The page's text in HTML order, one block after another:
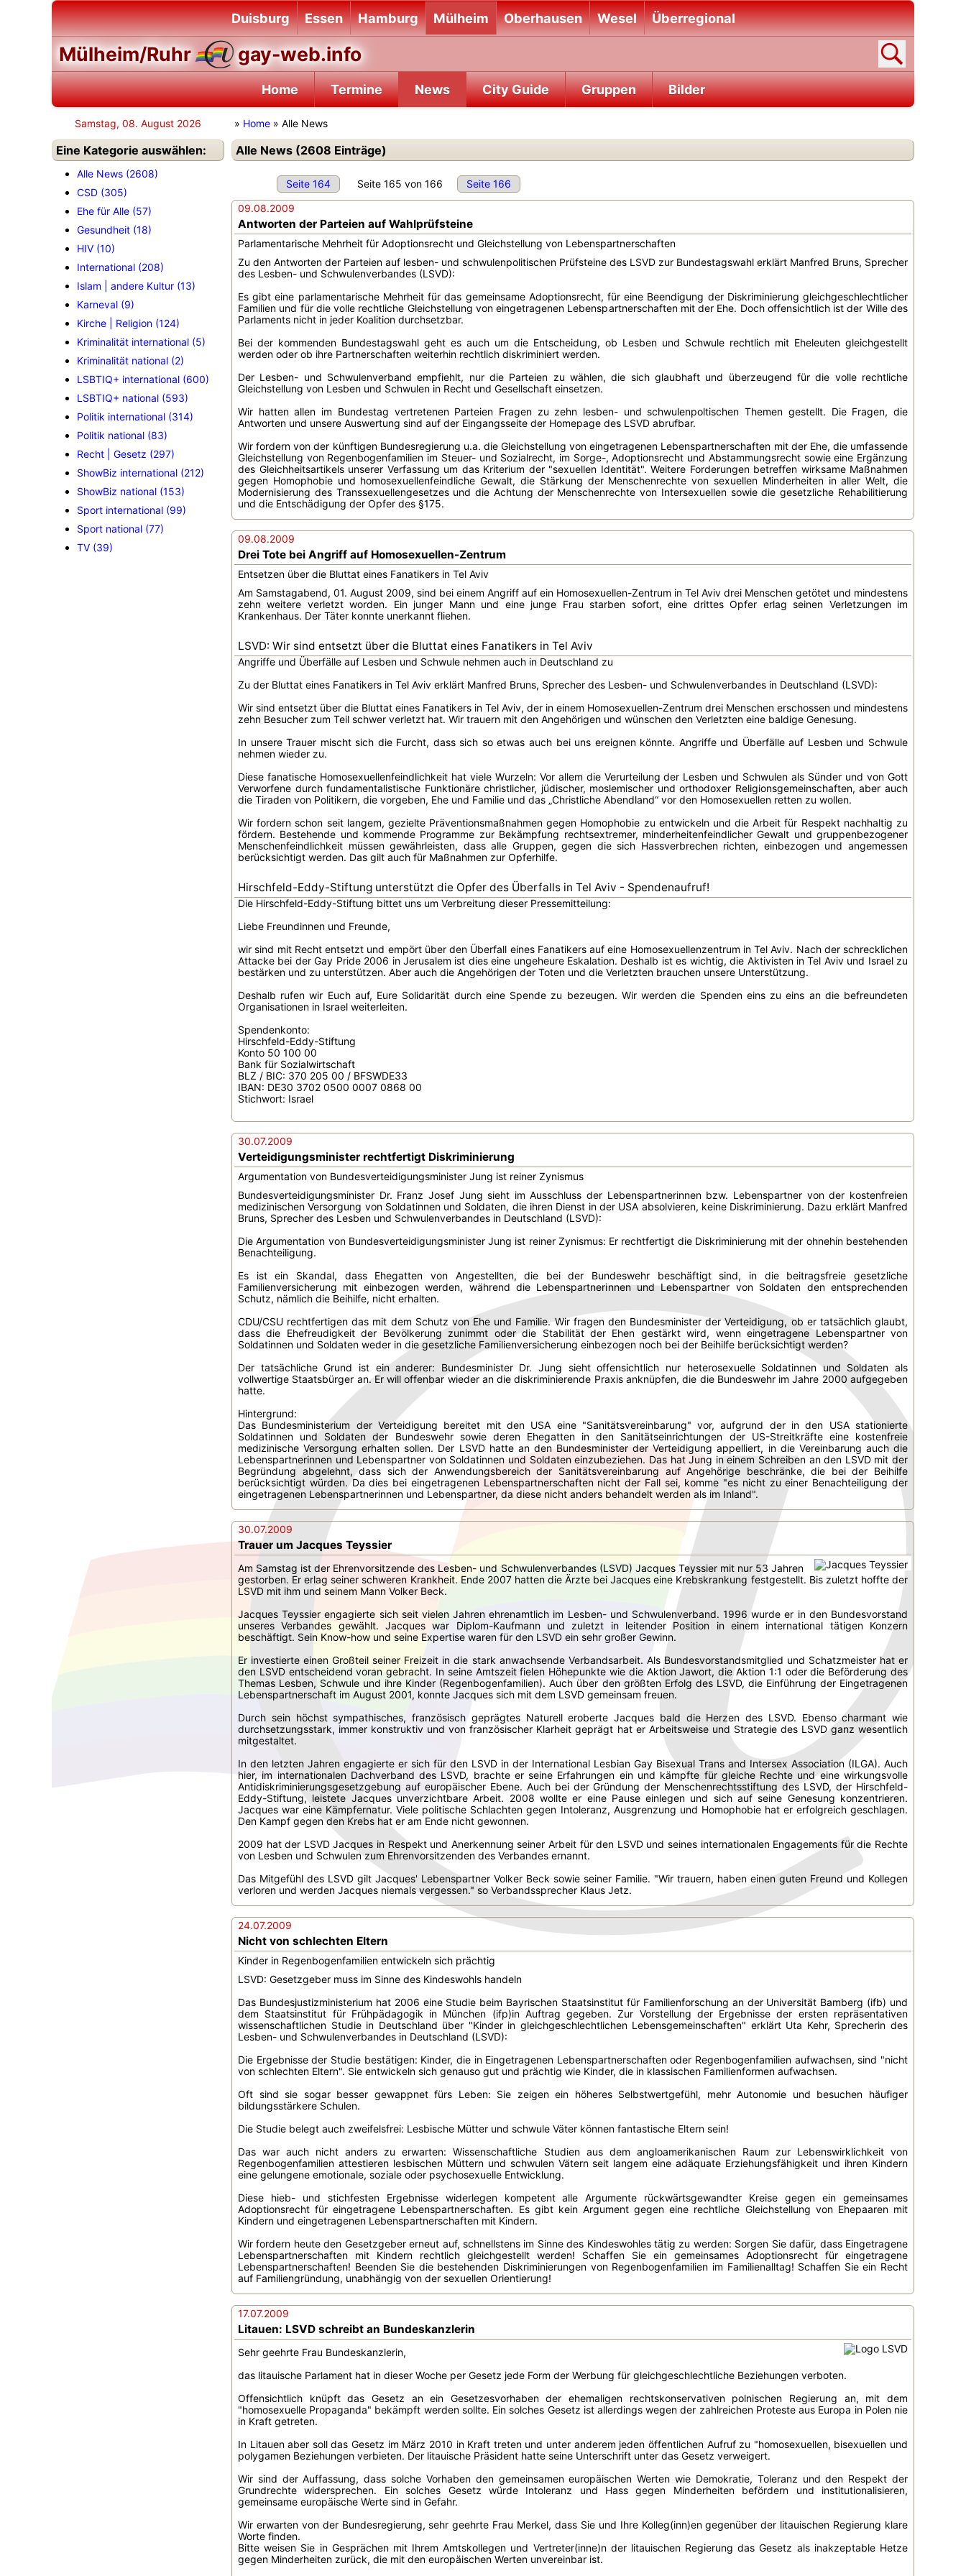
Duisburg Essen Hamburg Mülheim Oberhausen Wesel Überregional
Mülheim/Ruhr gay-web.info
Home Termine News City Guide Gruppen Bilder
Samstag, 08. August 2026
Eine Kategorie auswählen:
Alle News (2608)
CSD (305)
Ehe für Alle (57)
Gesundheit (18)
HIV (10)
International (208)
Islam | andere Kultur (13)
Karneval (9)
Kirche | Religion (124)
Kriminalität international (5)
Kriminalität national (2)
LSBTIQ+ international (600)
LSBTIQ+ national (593)
Politik international (314)
Politik national (83)
Recht | Gesetz (297)
ShowBiz international (212)
ShowBiz national (153)
Sport international (99)
Sport national (77)
TV (39)
» Home » Alle News
Alle News (2608 Einträge)
Seite 164 Seite 165 von 166
Seite 166
09.08.2009
Antworten der Parteien auf Wahlprüfsteine
Parlamentarische Mehrheit für Adoptionsrecht und Gleichstellung von Lebenspartnerschaften
Zu den Antworten der Parteien auf lesben- und schwulenpolitischen Prüfsteine des LSVD zur Bundestagswahl erklärt Manfred Bruns, Sprecher
des Lesben- und Schwulenverbandes (LSVD):
Es gibt eine parlamentarische Mehrheit für das gemeinsame Adoptionsrecht, für eine Beendigung der Diskriminierung gleichgeschlechtlicher
Familien und für die volle rechtliche Gleichstellung von eingetragenen Lebenspartnerschaften mit der Ehe. Doch offensichtlich ist der Wille des
Parlaments nicht in jeder Koalition durchsetzbar.
Bei der kommenden Bundestagswahl geht es auch um die Entscheidung, ob Lesben und Schwule rechtlich mit Eheleuten gleichgestellt
werden oder ob ihre Partnerschaften weiterhin rechtlich diskriminiert werden.
Der Lesben- und Schwulenverband empfiehlt, nur die Parteien zu wählen, die sich glaubhaft und überzeugend für die volle rechtliche
Gleichstellung von Lesben und Schwulen in Recht und Gesellschaft einsetzen.
Wir hatten allen im Bundestag vertretenen Parteien Fragen zu zehn lesben- und schwulenpoltischen Themen gestellt. Die Fragen, die
Antworten und unsere Auswertung sind auf der Eingangsseite der Homepage des LSVD abrufbar.
Wir fordern von der künftigen Bundesregierung u.a. die Gleichstellung von eingetragenen Lebenspartnerschaften mit der Ehe, die umfassende
Gleichstellung von Regenbogenfamilien im Steuer- und Sozialrecht, im Sorge-, Adoptionsrecht und Abstammungsrecht sowie eine Ergänzung
des Gleichheitsartikels unserer Verfassung um das Kriterium der "sexuellen Identität". Weitere Forderungen betreffen wirksame Maßnahmen
gegen Homophobie und homosexuellenfeindliche Gewalt, die Stärkung der Menschenrechte von sexuellen Minderheiten in aller Welt, die
Modernisierung des Transsexuellengesetzes und die Achtung der Menschenrechte von Intersexuellen sowie die gesetzliche Rehabilitierung
und die Entschädigung der Opfer des §175.
09.08.2009
Drei Tote bei Angriff auf Homosexuellen-Zentrum
Entsetzen über die Bluttat eines Fanatikers in Tel Aviv
Am Samstagabend, 01. August 2009, sind bei einem Angriff auf ein Homosexuellen-Zentrum in Tel Aviv drei Menschen getötet und mindestens
zehn weitere verletzt worden. Ein junger Mann und eine junge Frau starben sofort, eine drittes Opfer erlag seinen Verletzungen im
Krankenhaus. Der Täter konnte unerkannt fliehen.
LSVD: Wir sind entsetzt über die Bluttat eines Fanatikers in Tel Aviv
Angriffe und Überfälle auf Lesben und Schwule nehmen auch in Deutschland zu
Zu der Bluttat eines Fanatikers in Tel Aviv erklärt Manfred Bruns, Sprecher des Lesben- und Schwulenverbandes in Deutschland (LSVD):
Wir sind entsetzt über die Bluttat eines Fanatikers in Tel Aviv, der in einem Homosexuellen-Zentrum drei Menschen erschossen und mindestens
zehn Besucher zum Teil schwer verletzt hat. Wir trauern mit den Angehörigen und wünschen den Verletzten eine baldige Genesung.
In unsere Trauer mischt sich die Furcht, dass sich so etwas auch bei uns ereignen könnte. Angriffe und Überfälle auf Lesben und Schwule
nehmen wieder zu.
Diese fanatische Homosexuellenfeindlichkeit hat viele Wurzeln: Vor allem die Verurteilung der Lesben und Schwulen als Sünder und von Gott
Verworfene durch fundamentalistische Funktionäre christlicher, jüdischer, moslemischer und orthodoxer Religionsgemeinschaften, aber auch
die Tiraden von Politikern, die vorgeben, Ehe und Familie und das „Christliche Abendland“ vor den Homosexuellen retten zu wollen.
Wir fordern schon seit langem, gezielte Präventionsmaßnahmen gegen Homophobie zu entwickeln und die Arbeit für Respekt nachhaltig zu
fördern. Bestehende und kommende Programme zur Bekämpfung rechtsextremer, minderheitenfeindlicher Gewalt und gruppenbezogener
Menschenfeindlichkeit müssen gewährleisten, dass alle Gruppen, gegen die sich Hassverbrechen richten, einbezogen und angemessen
berücksichtigt werden. Das gilt auch für Maßnahmen zur Opferhilfe.
Hirschfeld-Eddy-Stiftung unterstützt die Opfer des Überfalls in Tel Aviv - Spendenaufruf!
Die Hirschfeld-Eddy-Stiftung bittet uns um Verbreitung dieser Pressemitteilung:
Liebe Freundinnen und Freunde,
wir sind mit Recht entsetzt und empört über den Überfall eines Fanatikers auf eine Homosexuellenzentrum in Tel Aviv. Nach der schrecklichen
Attacke bei der Gay Pride 2006 in Jerusalem ist dies eine ungeheure Eskalation. Deshalb ist es wichtig, die Aktivisten in Tel Aviv und Israel zu
bestärken und zu unterstützen. Aber auch die Angehörigen der Toten und die Verletzten brauchen unsere Unterstützung.
Deshalb rufen wir Euch auf, Eure Solidarität durch eine Spende zu bezeugen. Wir werden die Spenden eins zu eins an die befreundeten
Organisationen in Israel weiterleiten.
Spendenkonto:
Hirschfeld-Eddy-Stiftung
Konto 50 100 00
Bank für Sozialwirtschaft
BLZ / BIC: 370 205 00 / BFSWDE33
IBAN: DE30 3702 0500 0007 0868 00
Stichwort: Israel
30.07.2009
Verteidigungsminister rechtfertigt Diskriminierung
Argumentation von Bundesverteidigungsminister Jung ist reiner Zynismus
Bundesverteidigungsminister Dr. Franz Josef Jung sieht im Ausschluss der Lebenspartnerinnen bzw. Lebenspartner von der kostenfreien
medizinischen Versorgung von Soldatinnen und Soldaten, die ihren Dienst in der USA absolvieren, keine Diskriminierung. Dazu erklärt Manfred
Bruns, Sprecher des Lesben und Schwulenverbandes in Deutschland (LSVD):
Die Argumentation von Bundesverteidigungsminister Jung ist reiner Zynismus: Er rechtfertigt die Diskriminierung mit der ohnehin bestehenden
Benachteiligung.
Es ist ein Skandal, dass Ehegatten von Angestellten, die bei der Bundeswehr beschäftigt sind, in die beitragsfreie gesetzliche
Familienversicherung mit einbezogen werden, während die Lebenspartnerinnen und Lebenspartner von Soldaten den entsprechenden
Schutz, nämlich die Beihilfe, nicht erhalten.
CDU/CSU rechtfertigen das mit dem Schutz von Ehe und Familie. Wir fragen den Bundesminister der Verteidigung, ob er tatsächlich glaubt,
dass die Ehefreudigkeit der Bevölkerung zunimmt oder die Stabilität der Ehen gestärkt wird, wenn eingetragene Lebenspartner von
Soldatinnen und Soldaten weder in die gesetzliche Familienversicherung einbezogen noch bei der Beihilfe berücksichtigt werden?
Der tatsächliche Grund ist ein anderer: Bundesminister Dr. Jung sieht offensichtlich nur heterosexuelle Soldatinnen und Soldaten als
vollwertige Staatsbürger an. Er will offenbar wieder an die diskriminierende Praxis anknüpfen, die die Bundeswehr im Jahre 2000 aufgegeben
hatte.
Hintergrund:
Das Bundesministerium der Verteidigung bereitet mit den USA eine "Sanitätsvereinbarung" vor, aufgrund der in den USA stationierte
Soldatinnen und Soldaten der Bundeswehr sowie deren Ehegatten in den Sanitätseinrichtungen der US-Streitkräfte eine kostenfreie
medizinische Versorgung erhalten sollen. Der LSVD hatte an den Bundesminister der Verteidigung appelliert, in die Vereinbarung auch die
Lebenspartnerinnen und Lebenspartner von Soldatinnen und Soldaten einzubeziehen. Das hat Jung in einem Schreiben an den LSVD mit der
Begründung abgelehnt, dass sich der Anwendungsbereich der Sanitätsvereinbarung auf Angehörige beschränke, die bei der Beihilfe
berücksichtigt würden. Da dies bei eingetragenen Lebenspartnerschaften nicht der Fall sei, komme "es nicht zu einer Benachteiligung der
eingetragenen Lebenspartnerinnen und Lebenspartner, da diese nicht anders behandelt werden als im Inland".
30.07.2009
Trauer um Jacques Teyssier
Am Samstag ist der Ehrenvorsitzende des Lesben- und Schwulenverbandes (LSVD) Jacques Teyssier mit nur 53 Jahren
gestorben. Er erlag seiner schweren Krankheit. Ende 2007 hatten die Ärzte bei Jacques eine Krebskrankung festgestellt. Bis zuletzt hoffte der
LSVD mit ihm und seinem Mann Volker Beck.
Jacques Teyssier engagierte sich seit vielen Jahren ehrenamtlich im Lesben- und Schwulenverband. 1996 wurde er in den Bundesvorstand
unseres Verbandes gewählt. Jacques war Diplom-Kaufmann und zuletzt in leitender Position in einem international tätigen Konzern
beschäftigt. Sein Know-how und seine Expertise waren für den LSVD ein sehr großer Gewinn.
Er investierte einen Großteil seiner Freizeit in die stark anwachsende Verbandsarbeit. Als Bundesvorstandsmitglied und Schatzmeister hat er
den LSVD entscheidend voran gebracht. In seine Amtszeit fielen Höhepunkte wie die Aktion Jawort, die Aktion 1:1 oder die Beförderung des
Themas Lesben, Schwule und ihre Kinder (Regenbogenfamilien). Auch über den größten Erfolg des LSVD, die Einführung der Eingetragenen
Lebenspartnerschaft im August 2001, konnte Jacques sich mit dem LSVD gemeinsam freuen.
Durch sein höchst sympathisches, französisch geprägtes Naturell eroberte Jacques bald die Herzen des LSVD. Ebenso charmant wie
durchsetzungsstark, immer konstruktiv und von französischer Klarheit geprägt hat er Arbeitsweise und Strategie des LSVD ganz wesentlich
mitgestaltet.
In den letzten Jahren engagierte er sich für den LSVD in der International Lesbian Gay Bisexual Trans and Intersex Association (ILGA). Auch
hier, im internationalen Dachverband des LSVD, brachte er seine Erfahrungen ein und kämpfte für gleiche Rechte und eine wirkungsvolle
Antidiskriminierungsgesetzgebung auf europäischer Ebene. Auch bei der Gründung der Menschenrechtsstiftung des LSVD, der Hirschfeld-
Eddy-Stiftung, leistete Jacques unverzichtbare Arbeit. 2008 wollte er eine Pause einlegen und sich auf seine Genesung konzentrieren.
Jacques war eine Kämpfernatur. Viele politische Schlachten gegen Intoleranz, Ausgrenzung und Homophobie hat er erfolgreich geschlagen.
Den Kampf gegen den Krebs hat er am Ende nicht gewonnen.
2009 hat der LSVD Jacques in Respekt und Anerkennung seiner Arbeit für den LSVD und seines internationalen Engagements für die Rechte
von Lesben und Schwulen zum Ehrenvorsitzenden des Verbandes ernannt.
Das Mitgefühl des LSVD gilt Jacques' Lebenspartner Volker Beck sowie seiner Familie. "Wir trauern, haben einen guten Freund und Kollegen
verloren und werden Jacques niemals vergessen." so Verbandssprecher Klaus Jetz.
24.07.2009
Nicht von schlechten Eltern
Kinder in Regenbogenfamilien entwickeln sich prächtig
LSVD: Gesetzgeber muss im Sinne des Kindeswohls handeln
Das Bundesjustizministerium hat 2006 eine Studie beim Bayrischen Staatsinstitut für Familienforschung an der Universität Bamberg (ifb) und
dem Staatsinstitut für Frühpädagogik in München (ifp)in Auftrag gegeben. Zur Vorstellung der Ergebnisse der ersten repräsentativen
wissenschaftlichen Studie in Deutschland über "Kinder in gleichgeschlechtlichen Lebensgemeinschaften" erklärt Uta Kehr, Sprecherin des
Lesben- und Schwulenverbandes in Deutschland (LSVD):
Die Ergebnisse der Studie bestätigen: Kinder, die in Eingetragenen Lebenspartnerschaften oder Regenbogenfamilien aufwachsen, sind "nicht
von schlechten Eltern". Sie entwickeln sich genauso gut und prächtig wie Kinder, die in klassischen Familienformen aufwachsen.
Oft sind sie sogar besser gewappnet fürs Leben: Sie zeigen ein höheres Selbstwertgefühl, mehr Autonomie und besuchen häufiger
bildungsstärkere Schulen.
Die Studie belegt auch zweifelsfrei: Lesbische Mütter und schwule Väter können fantastische Eltern sein!
Das war auch nicht anders zu erwarten: Wissenschaftliche Studien aus dem angloamerikanischen Raum zur Lebenswirklichkeit von
Regenbogenfamilien attestieren lesbischen Müttern und schwulen Vätern seit langem eine adäquate Erziehungsfähigkeit und ihren Kindern
eine gelungene emotionale, soziale oder psychosexuelle Entwicklung.
Diese hieb- und stichfesten Ergebnisse widerlegen kompetent alle Argumente rückwärtsgewandter Kreise gegen ein gemeinsames
Adoptionsrecht für eingetragene Lebenspartnerschaften. Es gibt kein Argument gegen eine rechtliche Gleichstellung von Ehepaaren mit
Kindern und eingetragenen Lebenspartnerschaften mit Kindern.
Wir fordern heute den Gesetzgeber erneut auf, schnellstens im Sinne des Kindeswohles tätig zu werden: Sorgen Sie dafür, dass Eingetragene
Lebenspartnerschaften mit Kindern rechtlich gleichgestellt werden! Schaffen Sie ein gemeinsames Adoptionsrecht für eingetragene
Lebenspartnerschaften! Beenden Sie die bestehenden Diskriminierungen von Regenbogenfamilien im Familienalltag! Schaffen Sie ein Recht
auf Familiengründung, unabhängig von der sexuellen Orientierung!
17.07.2009
Litauen: LSVD schreibt an Bundeskanzlerin
Sehr geehrte Frau Bundeskanzlerin,
das litauische Parlament hat in dieser Woche per Gesetz jede Form der Werbung für gleichgeschlechtliche Beziehungen verboten.
Offensichtlich knüpft das Gesetz an ein Gesetzesvorhaben der ehemaligen rechtskonservativen polnischen Regierung an, mit dem
"homosexuelle Propaganda" bekämpft werden sollte. Ein solches Gesetz ist allerdings wegen der zahlreichen Proteste aus Europa in Polen nie
in Kraft getreten.
In Litauen aber soll das Gesetz im März 2010 in Kraft treten und unter anderem jeden öffentlichen Aufruf zu "homosexuellen, bisexuellen und
polygamen Beziehungen verbieten. Der litauische Präsident hatte seine Unterschrift unter das Gesetz verweigert.
Wir sind der Auffassung, dass solche Vorhaben den gemeinsamen europäischen Werten wie Demokratie, Toleranz und den Respekt der
Grundrechte widersprechen. Ein solches Gesetz würde Intoleranz und Hass gegen Minderheiten befördern und institutionalisieren,
gemeinsame europäische Werte sind in Gefahr.
Wir erwarten von der Bundesregierung, sehr geehrte Frau Merkel, dass Sie und Ihre Kolleg(inn)en gegenüber der litauischen Regierung klare
Worte finden.
Bitte weisen Sie in Gesprächen mit Ihrem Amtskollegen und Vertreter(inne)n der litauischen Regierung das Gesetz als inakzeptable Hetze
gegen Minderheiten zurück, die mit den europäischen Werten unvereinbar ist.